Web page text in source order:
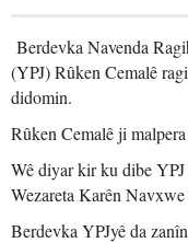
Berdevka Navenda
(YPJ) Rûken Cemalê
didomin.
Rûken Cemalê ji
Wê diyar kir ku dibe
Wezareta Karên
Berdevka YPJyê da